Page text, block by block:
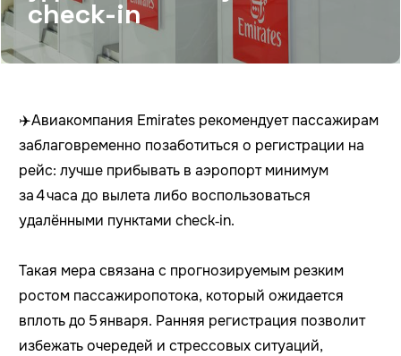
check-in
✈️Авиакомпания Emirates рекомендует пассажирам
заблаговременно позаботиться о регистрации на
рейс: лучше прибывать в аэропорт минимум
за 4 часа до вылета либо воспользоваться
удалёнными пунктами check‑in.
Такая мера связана с прогнозируемым резким
ростом пассажиропотока, который ожидается
вплоть до 5 января. Ранняя регистрация позволит
избежать очередей и стрессовых ситуаций,